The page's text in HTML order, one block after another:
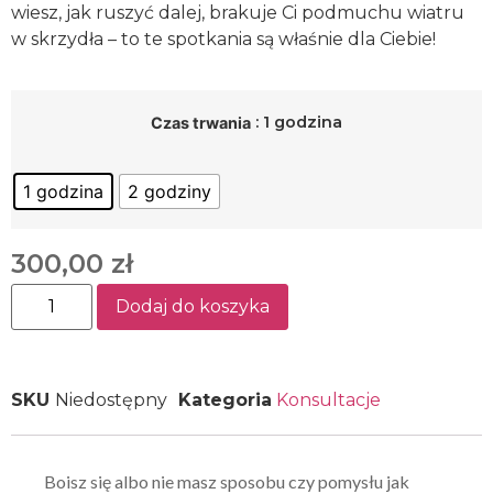
wiesz, jak ruszyć dalej, brakuje Ci podmuchu wiatru
w skrzydła – to te spotkania są właśnie dla Ciebie!
Czas trwania : 1 godzina
1 godzina 2 godziny
300,00 zł
Dodaj do koszyka
SKU Niedostępny Kategoria Konsultacje
Boisz się albo nie masz sposobu czy pomysłu jak